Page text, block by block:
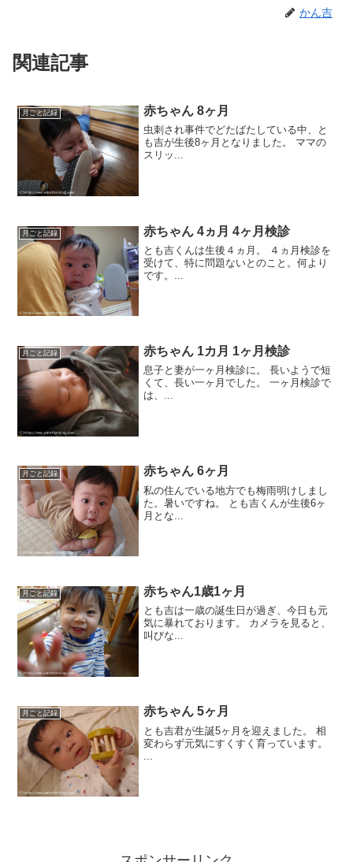
かん吉
関連記事
月ごと記録 赤ちゃん 8ヶ月
虫刺され事件でどたばたしている中、と
も吉が生後8ヶ月となりました。 ママの
スリッ...
月ごと記録 赤ちゃん 4ヵ月 4ヶ月検診
とも吉くんは生後４ヵ月。 ４ヵ月検診を
受けて、特に問題ないとのこと。何より
です。...
月ごと記録 赤ちゃん 1カ月 1ヶ月検診
息子と妻が一ヶ月検診に。 長いようで短
くて、長い一ヶ月でした。 一ヶ月検診で
は、...
月ごと記録 赤ちゃん 6ヶ月
私の住んでいる地方でも梅雨明けしまし
た。暑いですね。 とも吉くんが生後6ヶ
月とな...
月ごと記録 赤ちゃん1歳1ヶ月
とも吉は一歳の誕生日が過ぎ、今日も元
気に暴れております。 カメラを見ると、
叫びな...
月ごと記録 赤ちゃん 5ヶ月
とも吉君が生誕5ヶ月を迎えました。 相
変わらず元気にすくすく育っています。